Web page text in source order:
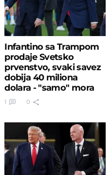
Infantino sa Trampom
prodaje Svetsko
prvenstvo, svaki savez
dobija 40 miliona
dolara - "samo" mora
da pristane
1 0